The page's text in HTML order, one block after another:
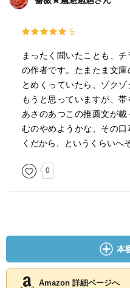
5
まったく聞いたことも、
の作者です。たまたま文
とめくっていたら、ゾク
もうと思っていますが、帯
あさのあつこの推薦文が
むのやめようかな、その
くだから、というくらいへ
0
本
Amazon 詳細ページへ